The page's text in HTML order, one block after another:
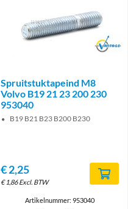
Brand
Spruitstuktapeind M8
Volvo B19 21 23 200 230
953040
B19 B21 B23 B200 B230
€2,25
€1,86 Excl. BTW
Artikelnummer: 953040